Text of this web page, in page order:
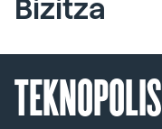
Bizitza
TEKNOPOLIS